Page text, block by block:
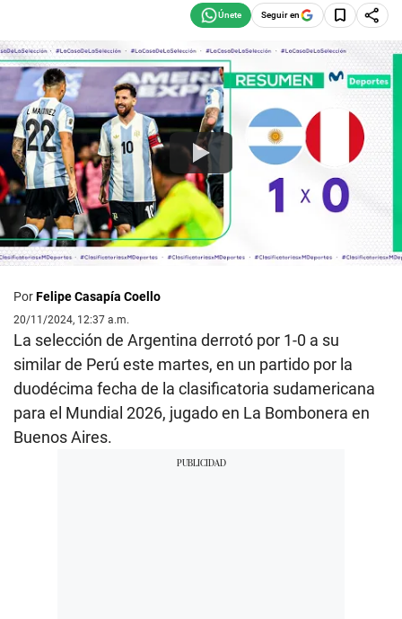
Seguir en
PorFelipe Casapía Coello
20/11/2024, 12:37 a.m.
La selección de Argentina derrotó por 1-0 a su
similar de Perú este martes, en un partido por la
duodécima fecha de la clasificatoria sudamericana
para el Mundial 2026, jugado en La Bombonera en
Buenos Aires.